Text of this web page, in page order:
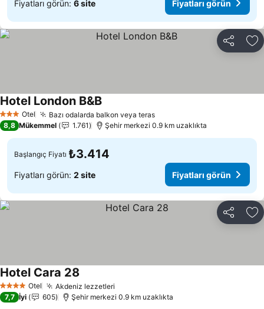
Fiyatları görün: 6 site Fiyatları görün
Paylaş
3 YıldızOtel Bazı odalarda balkon veya terasFiyatları görün
Hotel London B&BFiyatları görün
8,8 Mükemmel 1.761 Şehir merkezi 0.9 km uzaklıkta
Başlangıç Fiyatı ₺3.414
Fiyatları görün: 2 site Fiyatları görün
Paylaş
4 Yıldız Otel Akdeniz lezzetleri
Hotel Cara 28
7,7 İyi 605 Şehir merkezi 0.9 km uzaklıkta